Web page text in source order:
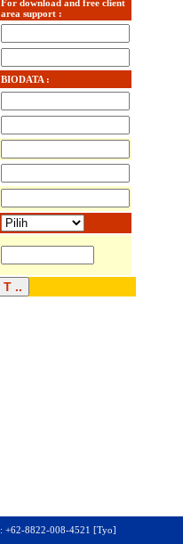
For download and free client
area support :
BIODATA :
+62-8822-008-4521 [Tyo]